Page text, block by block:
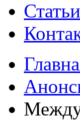
Статьи